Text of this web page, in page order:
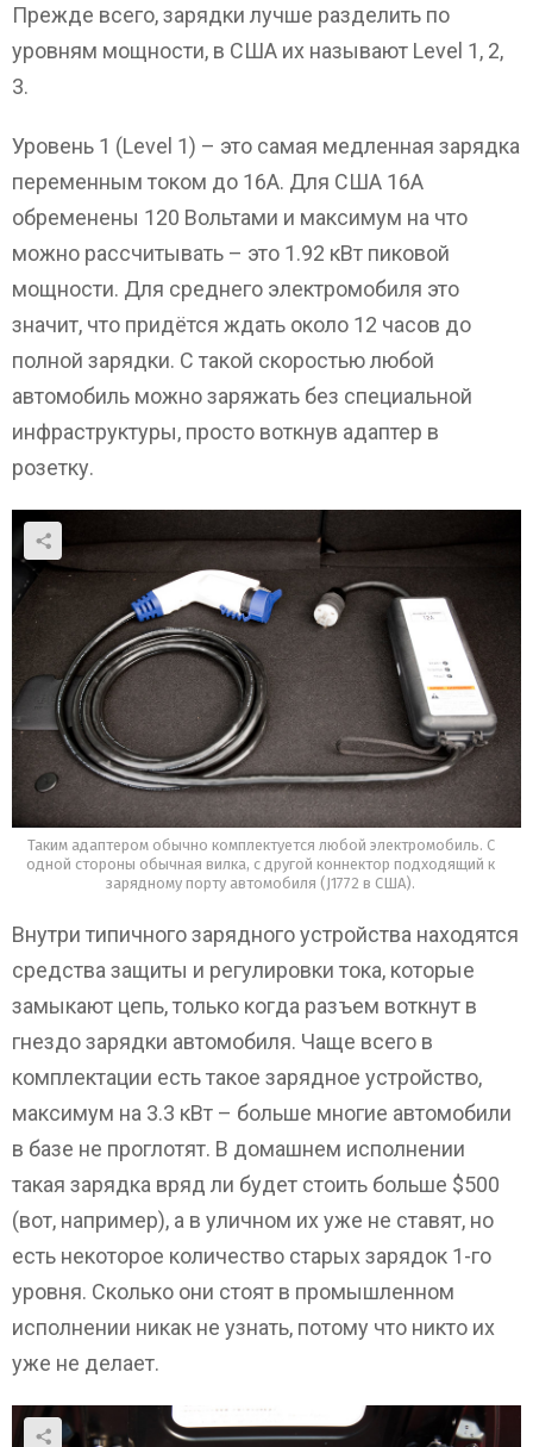
Прежде всего, зарядки лучше разделить по
уровням мощности, в США их называют Level 1, 2,
3.
Уровень 1 (Level 1) – это самая медленная зарядка
переменным током до 16А. Для США 16А
обременены 120 Вольтами и максимум на что
можно рассчитывать – это 1.92 кВт пиковой
мощности. Для среднего электромобиля это
значит, что придётся ждать около 12 часов до
полной зарядки. С такой скоростью любой
автомобиль можно заряжать без специальной
инфраструктуры, просто воткнув адаптер в
розетку.
Таким адаптером обычно комплектуется любой электромобиль. С
одной стороны обычная вилка, с другой коннектор подходящий к
зарядному порту автомобиля (J1772 в США).
Внутри типичного зарядного устройства находятся
средства защиты и регулировки тока, которые
замыкают цепь, только когда разъем воткнут в
гнездо зарядки автомобиля. Чаще всего в
комплектации есть такое зарядное устройство,
максимум на 3.3 кВт – больше многие автомобили
в базе не проглотят. В домашнем исполнении
такая зарядка вряд ли будет стоить больше $500
(вот, например), а в уличном их уже не ставят, но
есть некоторое количество старых зарядок 1-го
уровня. Сколько они стоят в промышленном
исполнении никак не узнать, потому что никто их
уже не делает.